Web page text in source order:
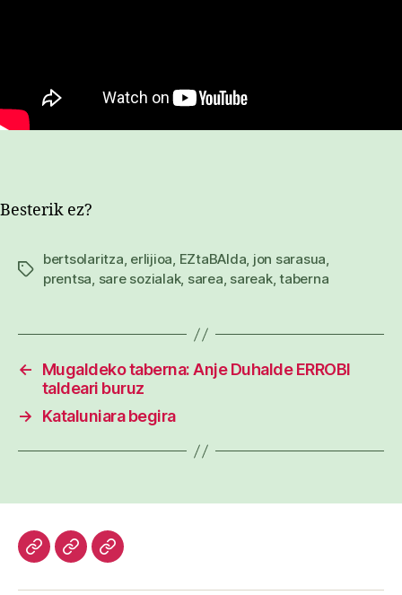
Besterik ez?
Etiketak
bertsolaritza, erlijioa, EZtaBAIda, jon sarasua,
prentsa, sare sozialak, sarea, sareak,taberna
←
Mugaldeko taberna: Anje Duhalde ERROBI
taldeari buruz
→
Kataluniara begira
HasieraKazetari
Patxi